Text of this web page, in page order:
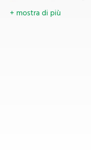
+ mostra di più